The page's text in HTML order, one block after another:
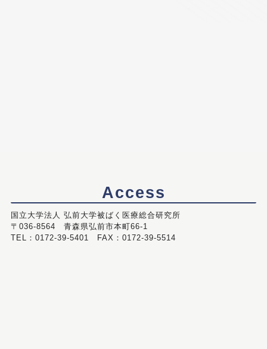
Access
国立大学法人 弘前大学被ばく医療総合研究所
〒036-8564 青森県弘前市本町66-1
TEL：0172-39-5401 FAX：0172-39-5514